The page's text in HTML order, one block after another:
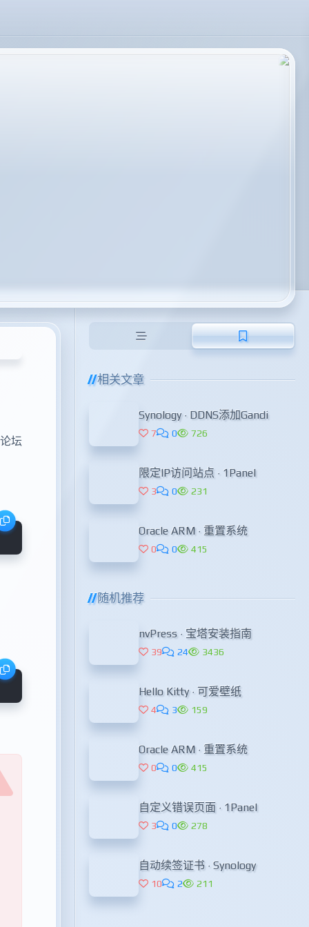
相关文章
Synology · DDNS添加Gandi
7 0 726
限定IP访问站点 · 1Panel
3 0 231
Oracle ARM · 重置系统
0 0 415
随机推荐
nvPress · 宝塔安装指南
39 24 3436
Hello Kitty · 可爱壁纸
4 3 159
Oracle ARM · 重置系统
0 0 415
自定义错误页面 · 1Panel
3 0 278
自动续签证书 · Synology
10 2 211
坛